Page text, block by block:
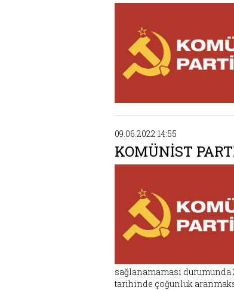
09.06.2022 14:55
KOMÜNİST
sağlanamaması durumunda
tarihinde çoğunluk